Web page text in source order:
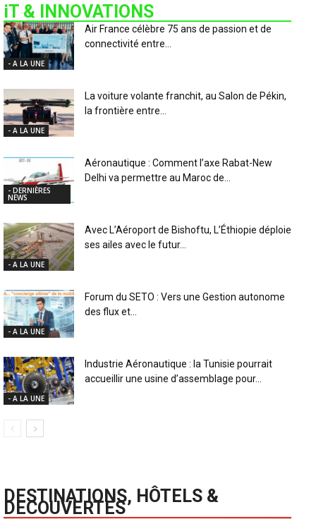
iT & INNOVATIONS
- A LA UNE
Air France célèbre 75 ans de passion et de
connectivité entre...
- A LA UNE
La voiture volante franchit, au Salon de Pékin,
la frontière entre...
- DERNIÈRES
NEWS
Aéronautique : Comment l’axe Rabat-New
Delhi va permettre au Maroc de...
- A LA UNE
Avec L’Aéroport de Bishoftu, L’Éthiopie déploie
ses ailes avec le futur...
- A LA UNE
Forum du SETO : Vers une Gestion autonome
des flux et...
- A LA UNE
Industrie Aéronautique : la Tunisie pourrait
accueillir une usine d’assemblage pour...
DESTINATIONS, HÔTELS &
DECOUVERTES